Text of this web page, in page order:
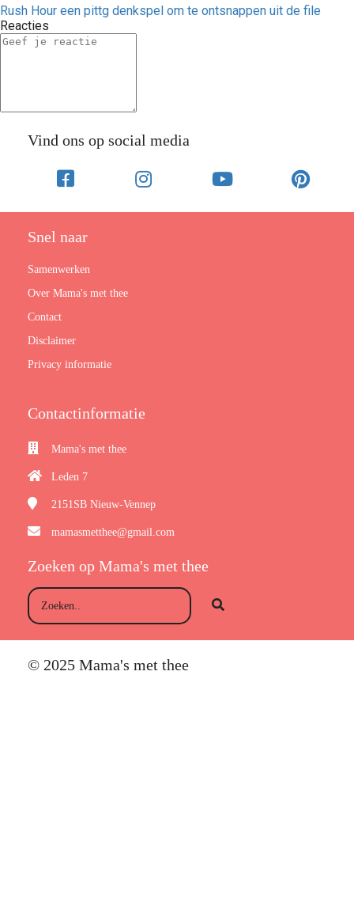
Rush Hour een pittg denkspel om te ontsnappen uit de file
Reacties
Vind ons op social media
Snel naar
Samenwerken
Over Mama's met thee
Contact
Disclaimer
Privacy informatie
Contactinformatie
Mama's met thee
Leden 7
2151SB Nieuw-Vennep
mamasmetthee@gmail.com
Zoeken op Mama's met thee
© 2025 Mama's met thee